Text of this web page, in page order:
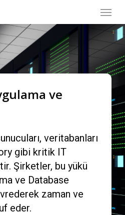
ve
veritabanları
gibi kritik IT
Şirketler, bu yükü
ve Database
zaman ve
eder.